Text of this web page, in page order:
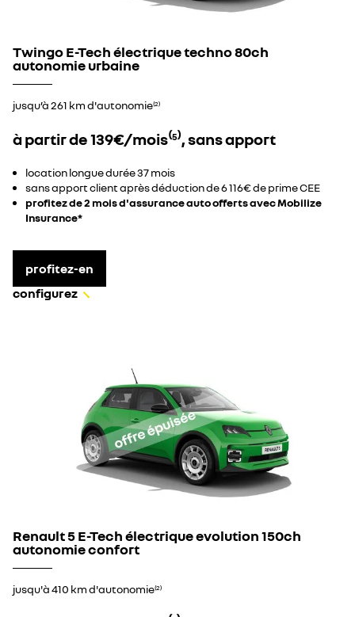
Twingo E-Tech électrique techno 80ch
autonomie urbaine
jusqu’à 261 km d'autonomie(2)
à partir de 139€/mois⁽5⁾, sans apport
location longue durée 37 mois​
sans apport client après déduction de 6 116€ de prime CEE​
profitez de 2 mois d'assurance auto offerts avec Mobilize
Insurance*
profitez-en
configurez
Renault 5 E-Tech électrique evolution 150ch
autonomie confort
jusqu'à 410 km d'autonomie(2)